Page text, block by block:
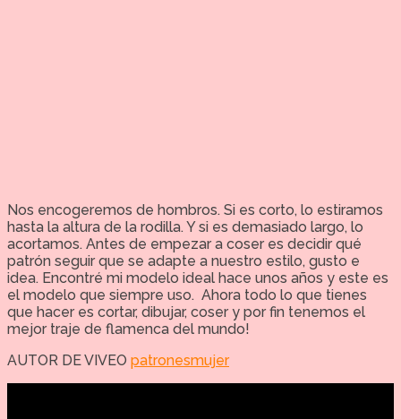
Nos encogeremos de hombros. Si es corto, lo estiramos
hasta la altura de la rodilla. Y si es demasiado largo, lo
acortamos. Antes de empezar a coser es decidir qué
patrón seguir que se adapte a nuestro estilo, gusto e
idea. Encontré mi modelo ideal hace unos años y este es
el modelo que siempre uso. Ahora todo lo que tienes
que hacer es cortar, dibujar, coser y por fin tenemos el
mejor traje de flamenca del mundo!
AUTOR DE VIVEO patronesmujer